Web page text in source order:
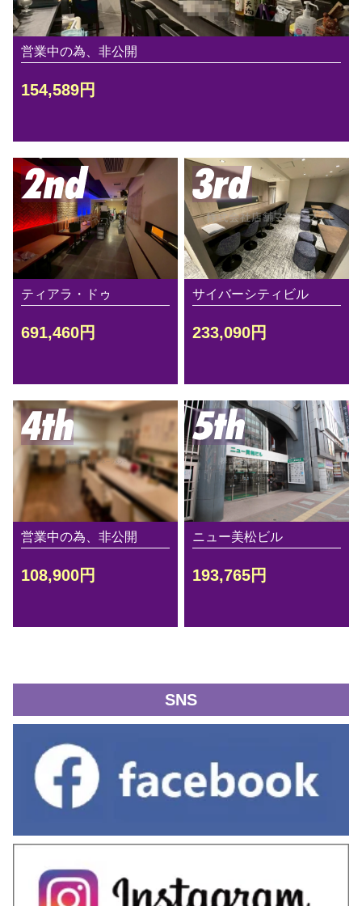
営業中の為、非公開
154,589円
ティアラ・ドゥ
691,460円
サイバーシティビル
233,090円
営業中の為、非公開
108,900円
ニュー美松ビル
193,765円
SNS